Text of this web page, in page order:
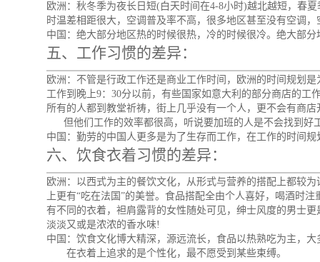
欧洲：秋冬季为夜长日短(白天时间在4-8小时)越北越短，春
时温差相距很大，空调普及率不高，很多地区甚至没有空调
中国：绝大部分地区热的时候很热，冷的时候很冷。绝大部
五、工作习惯的差异：
欧洲：不管是行政工作还是商业工作时间，欧洲的时间规划
工作到晚上9：30分以前，有些国家如意大利的部分商店的工
所有的人都到教堂祈祷，街上几乎没有一个人，更不会有商店
但他们工作的效率都很高，听说要加班的人是不会找到好
中国：勤劳的中国人更多是为了生存而工作，在工作的时间
六、饮食衣着习惯的差异：
欧洲：以西式为主的餐饮文化，从形式与营养的搭配上都较
上更有“吃在法国”的美誉。食品搭配全由个人喜好，喝酒时
有不同的衣着，袒肩露背的女性随处可见，绅士风度的男士
淡淡又或是浓浓的香水味!
中国：饮食文化博大精深，源远流长，食品以热熟吃为主，
在衣着上追求的是个性化，最不愿受到某些束缚。